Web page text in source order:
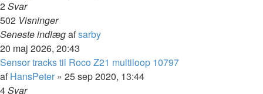
2Svar
502 Visninger
Seneste indlægafsarby
20 maj 2026, 20:43
Sensor tracks til Roco Z21 multiloop 10797
afHansPeter » 25 sep 2020, 13:44
4Svar